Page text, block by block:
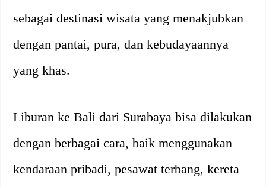
sebagai destinasi wisata yang menakjubkan
dengan pantai, pura, dan kebudayaannya
yang khas.
Liburan ke Bali dari Surabaya bisa dilakukan
dengan berbagai cara, baik menggunakan
kendaraan pribadi, pesawat terbang, kereta